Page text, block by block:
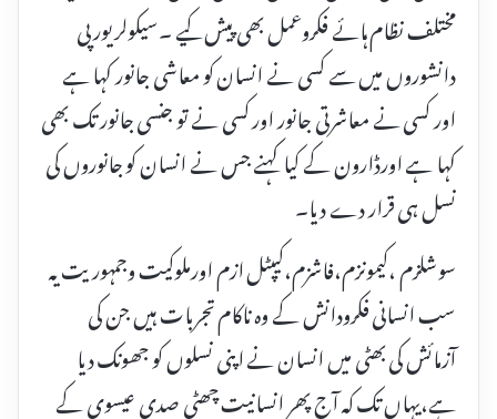
مختلف نظام ہائے فکروعمل بھی پیش کیے ۔سیکولریورپی
دانشوروں میں سے کسی نے انسان کو معاشی جانور کہا ہے
اور کسی نے معاشرتی جانور اور کسی نے تو جنسی جانور تک بھی
کہا ہے اورڈارون کے کیا کہنے جس نے انسان کو جانوروں کی
نسل ہی قرار دے دیا۔
سوشلزم ،کیمونزم،فاشزم،کیپٹل ازم اورملوکیت وجمہوریت یہ
سب انسانی فکرودانش کے وہ ناکام تجربات ہیں جن کی
آزمائش کی بھٹی میں انسان نے اپنی نسلوں کو جھونک دیا
ہے،یہاں تک کہ آج پھر انسانیت چھٹی صدی عیسوی کے